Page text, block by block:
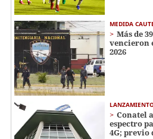
MEDIDA
Más de
vencieron
2026
Conatel
espectro
4G; previo